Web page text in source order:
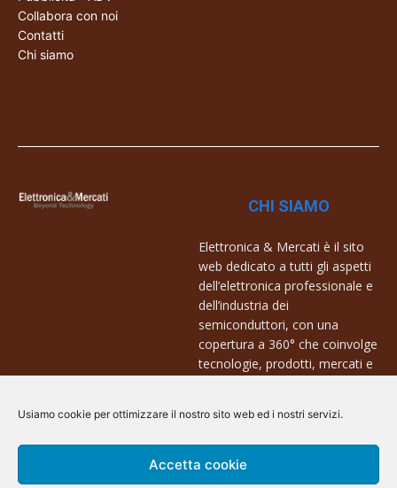
Usiamo cookie per ottimizzare il nostro sito web ed i nostri servizi.
Accetta cookie
Collabora con noi
Contatti
Chi siamo
CHI SIAMO
Elettronica & Mercati è il sito
web dedicato a tutti gli aspetti
dell’elettronica professionale e
dell’industria dei
semiconduttori, con una
copertura a 360° che coinvolge
tecnologie, prodotti, mercati e
Contatti: